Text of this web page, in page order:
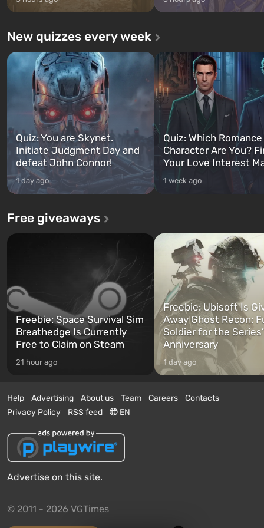
New quizzes every week
Quiz: You are Skynet.
Initiate Judgment Day and
defeat John Connor!
1 day ago
Quiz: Which
Character Are You?
Your Love Interest
1 week ago
Free giveaways
Freebie: Space Survival Sim
Breathedge Is Currently
Free to Claim on Steam
21 hour ago
Freebie: Ubisoft Is
Away Ghost Recon:
Soldier for the
Anniversary
1 day ago
Help Advertising About us Team Careers
Contacts
Privacy Policy
RSS feed EN
Advertise on this site.
© 2011 - 2026 VGTimes